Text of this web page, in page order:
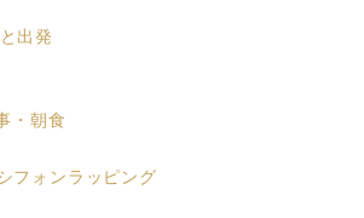
出発
・朝食
フォンラッピング